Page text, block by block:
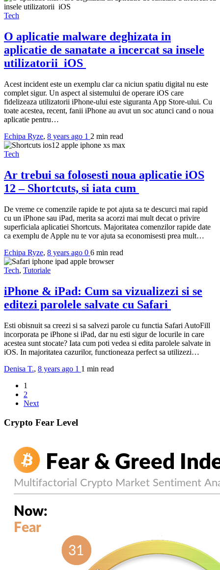
Tech
O aplicatie malware deghizata in
aplicatie de sanatate a incercat sa insele
utilizatorii iOS
Acest incident este un exemplu clar ca niciun spatiu digital nu este
complet sigur. Un aspect al sistemului de operare iOS care
fidelizeaza utilizatorii iPhone-ului este siguranta App Store-ului. Cu
toate acestea, recent, fanii iPhone au avut un soc atunci cand o noua
aplicatie pentru…
Echipa Ryze, 8 years ago 1 2 min read
Tech
Ar trebui sa folosesti noua aplicatie iOS
12 – Shortcuts, si iata cum
De vreme ce comenzile rapide te pot ajuta sa te descurci mai rapid
cu un iPhone sau iPad, merita sa acorzi mai mult decat o privire
superficiala aplicatiei Shortcuts. Majoritatea comenzilor rapide date
ca exemplu de Apple nu te vor ajuta sa economisesti prea mult…
Echipa Ryze, 8 years ago 0 6 min read
Tech, Tutoriale
iPhone & iPad: Cum sa vizualizezi si se
editezi parolele salvate cu Safari
Esti obisnuit sa creezi si sa salvezi parole cu functia Safari AutoFill
incorporata pe iPhone si iPad, dar nu esti sigur de locurile in care
acestea sunt stocate? Iata cum poti vedea si edita parolele salvate in
iOS. In majoritatea cazurilor, functioneaza perfect sa utilizezi…
Denisa T., 8 years ago 1 1 min read
1
2
Next
Crypto Fear Level